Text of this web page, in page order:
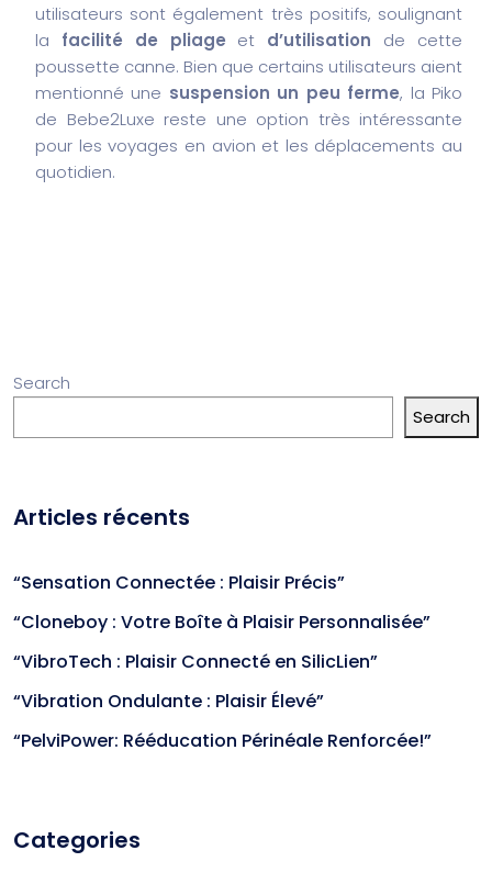
utilisateurs sont également très positifs, soulignant
la facilité de pliage et d’utilisation de cette
poussette canne. Bien que certains utilisateurs aient
mentionné une suspension un peu ferme, la Piko
de Bebe2Luxe reste une option très intéressante
pour les voyages en avion et les déplacements au
quotidien.
Search
Search
Articles récents
“Sensation Connectée : Plaisir Précis”
“Cloneboy : Votre Boîte à Plaisir Personnalisée”
“VibroTech : Plaisir Connecté en SilicLien”
“Vibration Ondulante : Plaisir Élevé”
“PelviPower: Rééducation Périnéale Renforcée!”
Categories